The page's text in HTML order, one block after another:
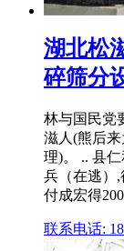
湖北松
碎筛分
林与国民党
滋人(熊后
理)。 .. 县
兵（在逃）,
付成宏得200
联系电话: